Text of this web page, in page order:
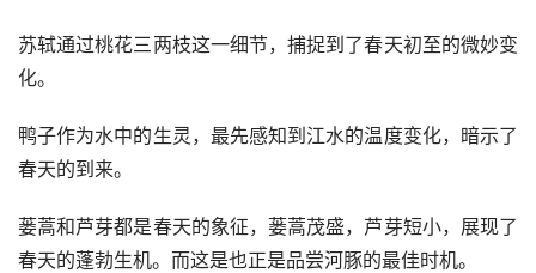
苏轼通过桃花三两枝这一细节，捕捉到了春天初至的微妙变
化。
鸭子作为水中的生灵，最先感知到江水的温度变化，暗示了
春天的到来。
蒌蒿和芦芽都是春天的象征，蒌蒿茂盛，芦芽短小，展现了
春天的蓬勃生机。而这是也正是品尝河豚的最佳时机。